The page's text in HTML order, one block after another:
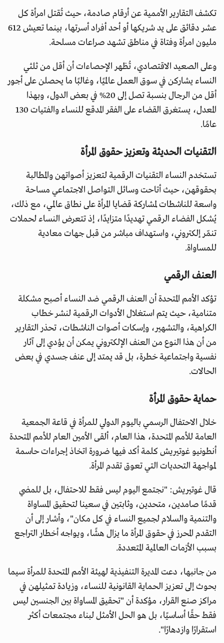
تكشف التقارير الأممية عن أرقام صادمة، حيث تُقتل امرأة كل
عشر دقائق على يد شريكها أو أحد أفراد أسرتها، بينما تعيش 612
مليون امرأة وفتاة في مناطق تشهد صراعات مسلحة.
وعلى الصعيد الاقتصادي، تُظهر الإحصاءات أن أقل من ثلثي
النساء يشاركن في سوق العمل عالميًا، وغالبًا ما يحصلن على أجور
أقل من الرجال بنسبة تصل إلى 20% في بعض الدول، وبهذا
المعدل، يستغرق القضاء على الفقر المدقع للنساء والفتيات 130
عامًا.
التقنيات الحديثة وتعزيز حقوق المرأة
تستخدم النساء التقنيات الرقمية لتعزيز أصواتهن والمطالبة
بحقوقهن، حيث أتاحت وسائل التواصل الاجتماعي مساحة
واسعة للناشطات لمشاركة قضايا المرأة على نطاق عالمي، مع ذلك،
يُشكل الفضاء الرقمي تهديدًا متزايدًا، إذ تتعرض النساء لحملات
تنمّر إلكتروني، واستهداف مباشر من قبل جهات معادية
للمساواة.
العنف الرقمي
تؤكد الأمم المتحدة أن العنف الرقمي ضد النساء أصبح مشكلة
متنامية، حيث يتم استغلال الأدوات الرقمية لنشر خطاب
الكراهية، والتشهير، وإسكات أصوات الناشطات، تحذر التقارير
من أن هذا النوع من العنف الإلكتروني يمكن أن يؤدي إلى آثار
نفسية واجتماعية خطرة، بل قد يمتد إلى عنف جسدي في بعض
الحالات.
حماية حقوق المرأة
خلال الاحتفال الرسمي باليوم الدولي للمرأة في قاعة الجمعية
العامة للأمم المتحدة، هذا العام، ألقى الأمين العام للأمم المتحدة
أنطونيو غوتيريش كلمة أكد فيها ضرورة اتخاذ إجراءات حاسمة
لمواجهة التحديات التي تعوق تقدم المرأة.
قال غوتيريش: "نجتمع اليوم ليس فقط للاحتفال، بل للمضي
قدمًا صامدين، متحدين، وثابتين في سعينا لتحقيق المساواة
والتنمية والسلام لجميع النساء في كل مكان"، وأشار إلى أن
التقدم المحرز في حقوق المرأة ما يزال هشًا، ويواجه أخطار التراجع
بسبب الأزمات العالمية المتعددة.
من جانبها، دعت المديرة التنفيذية لهيئة الأمم المتحدة للمرأة سيما
بحوث إلى تعزيز الحماية القانونية للنساء، وزيادة تمثيلهن في
مراكز صنع القرار، مؤكدة أن "تحقيق المساواة بين الجنسين ليس
فقط حقًا أساسيًا، بل هو الحل الأمثل لبناء مجتمعات أكثر
استقرارًا وازدهارًا".